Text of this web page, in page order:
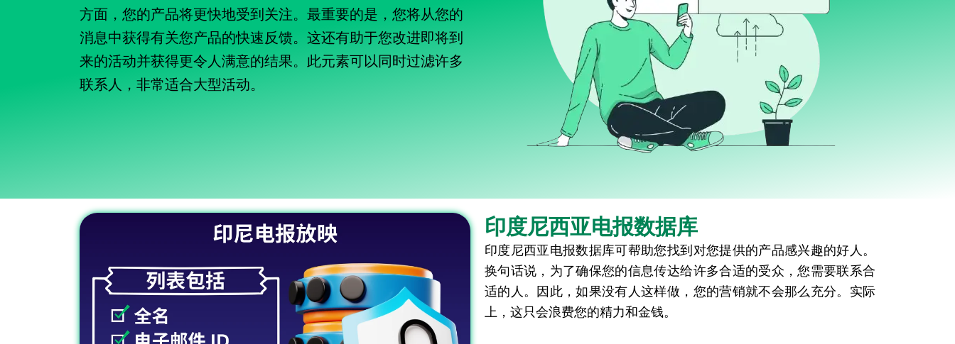
方面，您的产品将更快地受到关注。最重要的是，您将从您的
消息中获得有关您产品的快速反馈。这还有助于您改进即将到
来的活动并获得更令人满意的结果。此元素可以同时过滤许多
联系人，非常适合大型活动。
印度尼西亚电报数据库
印度尼西亚电报数据库可帮助您找到对您提供的产品感兴趣的好人。
换句话说，为了确保您的信息传达给许多合适的受众，您需要联系合
适的人。因此，如果没有人这样做，您的营销就不会那么充分。实际
上，这只会浪费您的精力和金钱。